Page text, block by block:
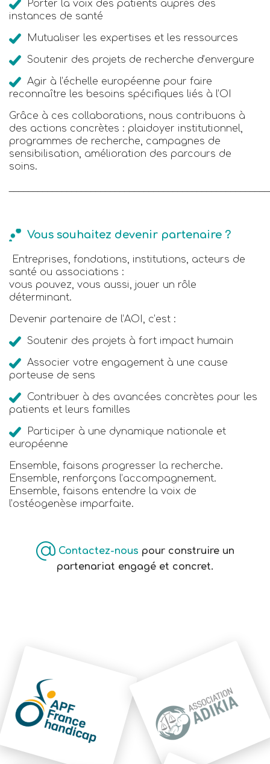
Porter la voix des patients auprès des
instances de santé
Mutualiser les expertises et les ressources
Soutenir des projets de recherche d’envergure
Agir à l’échelle européenne pour faire
reconnaître les besoins spécifiques liés à l’OI
Grâce à ces collaborations, nous contribuons à
des actions concrètes : plaidoyer institutionnel,
programmes de recherche, campagnes de
sensibilisation, amélioration des parcours de
soins.
Vous souhaitez devenir partenaire ?
Entreprises, fondations, institutions, acteurs de
santé ou associations :
vous pouvez, vous aussi, jouer un rôle
déterminant.
Devenir partenaire de l’AOI, c’est :
Soutenir des projets à fort impact humain
Associer votre engagement à une cause
porteuse de sens
Contribuer à des avancées concrètes pour les
patients et leurs familles
Participer à une dynamique nationale et
européenne
Ensemble, faisons progresser la recherche.
Ensemble, renforçons l’accompagnement.
Ensemble, faisons entendre la voix de
l’ostéogenèse imparfaite.
Contactez-nous pour construire un
partenariat engagé et concret.